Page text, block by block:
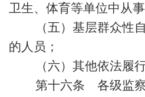
卫生、体育等单位中从
（五）基层群众性
的人员；
（六）其他依法履
第十六条 各级监